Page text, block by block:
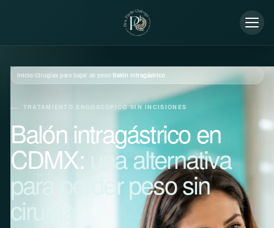
Inicio Cirugías para bajar de peso Balón intragástrico
TRATAMIENTO ENDOSCÓPICO SIN INCISIONES
Balón intragástrico en
CDMX: una alternativa
para perder peso sin
cirugía